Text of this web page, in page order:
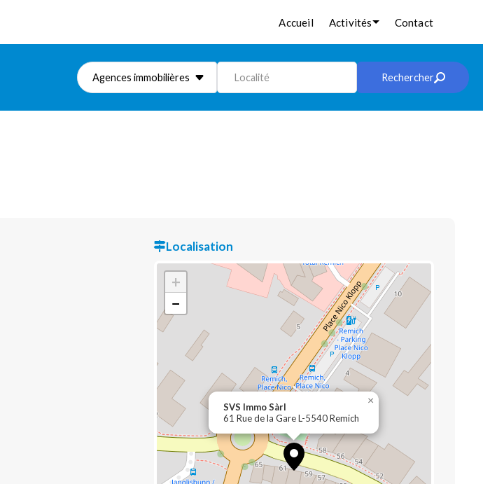
Accueil Activités Contact
Agences immobilières Localité Rechercher
Localisation
SVS Immo Sàrl
61 Rue de la Gare L-5540 Remich
×
+
−